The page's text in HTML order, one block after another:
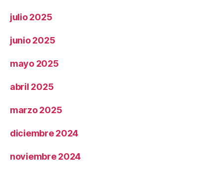
julio 2025
junio 2025
mayo 2025
abril 2025
marzo 2025
diciembre 2024
noviembre 2024